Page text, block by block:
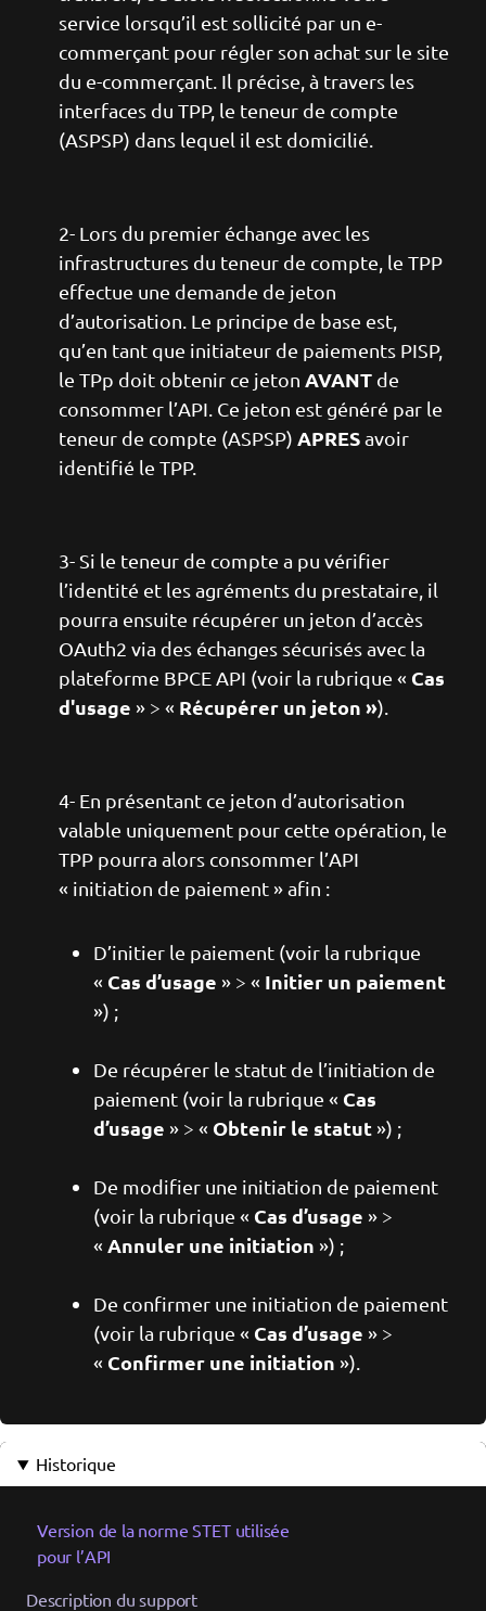
service lorsqu’il est sollicité par un e-
commerçant pour régler son achat sur le site
du e-commerçant. Il précise, à travers les
interfaces du TPP, le teneur de compte
(ASPSP) dans lequel il est domicilié.
2- Lors du premier échange avec les
infrastructures du teneur de compte, le TPP
effectue une demande de jeton
d’autorisation. Le principe de base est,
qu’en tant que initiateur de paiements PISP,
le TPp doit obtenir ce jeton AVANT de
consommer l’API. Ce jeton est généré par le
teneur de compte (ASPSP) APRESavoir
identifié le TPP.
3- Si le teneur de compte a pu vérifier
l’identité et les agréments du prestataire, il
pourra ensuite récupérer un jeton d’accès
OAuth2 via des échanges sécurisés avec la
plateforme BPCE API (voir la rubrique « Cas
d'usage » > « Récupérer un jeton »).
4- En présentant ce jeton d’autorisation
valable uniquement pour cette opération, le
TPP pourra alors consommer l’API
« initiation de paiement » afin :
D’initier le paiement (voir la rubrique
« Cas d’usage » > « Initier un paiement
») ;
De récupérer le statut de l’initiation de
paiement (voir la rubrique « Cas
d’usage » > « Obtenir le statut ») ;
De modifier une initiation de paiement
(voir la rubrique « Cas d’usage » >
« Annuler une initiation ») ;
De confirmer une initiation de paiement
(voir la rubrique « Cas d’usage » >
« Confirmer une initiation »).
Historique
Version de la norme STET utilisée
pour l’API
Description du support